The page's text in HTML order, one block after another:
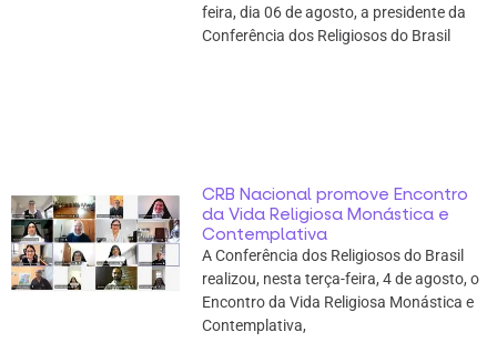
feira, dia 06 de agosto, a presidente da
Conferência dos Religiosos do Brasil
CRB Nacional promove Encontro
da Vida Religiosa Monástica e
Contemplativa
A Conferência dos Religiosos do Brasil
realizou, nesta terça-feira, 4 de agosto, o
Encontro da Vida Religiosa Monástica e
Contemplativa,